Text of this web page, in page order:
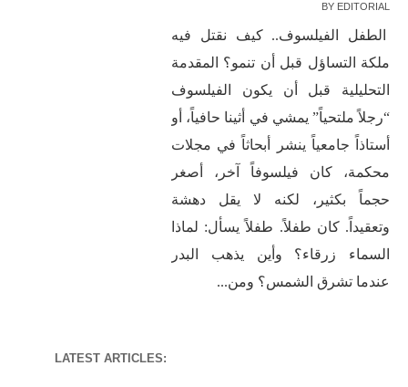
BY EDITORIAL
الطفل الفيلسوف.. كيف نقتل فيه
ملكة التساؤل قبل أن تنمو؟ المقدمة
التحليلية قبل أن يكون الفيلسوف
“رجلاً ملتحياً” يمشي في أثينا حافياً، أو
أستاذاً جامعياً ينشر أبحاثاً في مجلات
محكمة، كان فيلسوفاً آخر، أصغر
حجماً بكثير، لكنه لا يقل دهشة
وتعقيداً. كان طفلاً. طفلاً يسأل: لماذا
السماء زرقاء؟ وأين يذهب البدر
عندما تشرق الشمس؟ ومن...
LATEST ARTICLES: